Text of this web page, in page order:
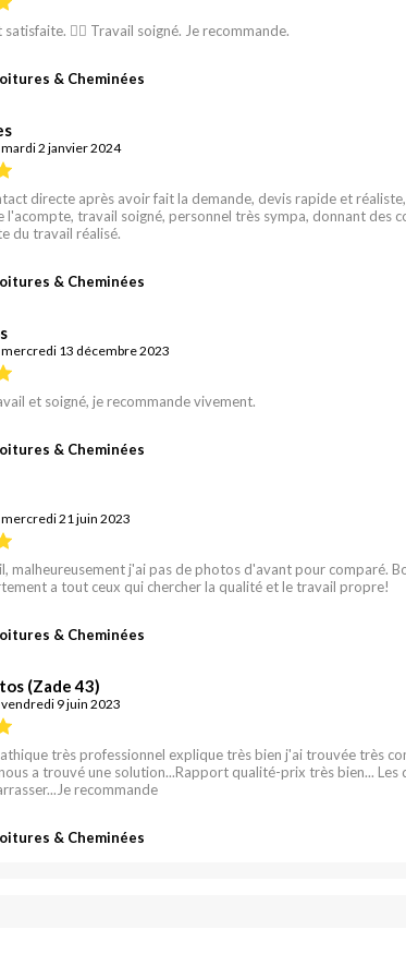
👍🏻 Travail soigné. Je recommande.
& Cheminées
2 janvier 2024
directe après avoir fait la demande, devis rapide et
l'acompte, travail soigné, personnel très sympa, donnant des
du travail réalisé.
& Cheminées
mercredi 13 décembre 2023
et soigné, je recommande vivement.
& Cheminées
21 juin 2023
malheureusement j'ai pas de photos d'avant pour comparé.
a tout ceux qui chercher la qualité et le travail propre!
& Cheminées
(Zade 43)
9 juin 2023
très professionnel explique très bien j'ai trouvée très
a trouvé une solution...Rapport qualité-prix très bien... Les
recommande
& Cheminées